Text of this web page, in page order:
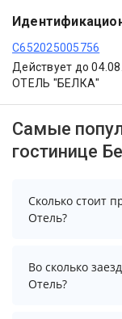
С652025005756
Действует до
ОТЕЛЬ "БЕЛКА"
Самые
гостинице
Сколько стоит
Отель?
Стоимость
начинается от
Во сколько
Отель?